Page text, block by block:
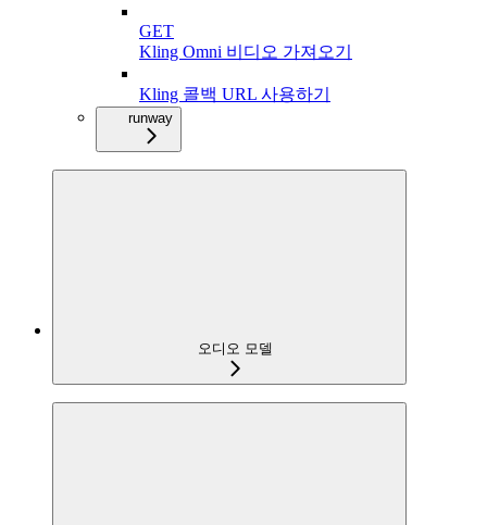
GET
Kling Omni 비디오 가져오기
Kling 콜백 URL 사용하기
runway
오디오 모델